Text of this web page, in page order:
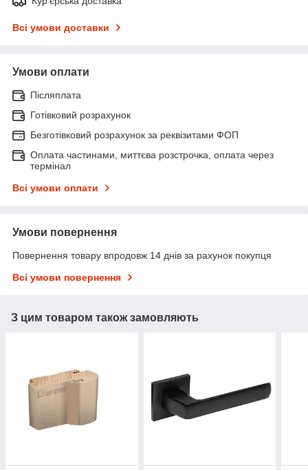
Всі умови доставки
Умови оплати
Післяплата
Готівковий розрахунок
Безготівковий розрахунок за реквізитами ФОП
Оплата частинами, миттєва розстрочка, оплата через
термінал
Всі умови оплати
Умови повернення
Повернення товару впродовж 14 днів за рахунок покупця
Всі умови повернення
З цим товаром також замовляють